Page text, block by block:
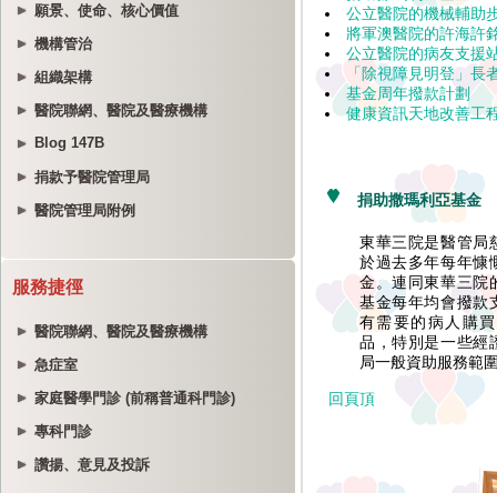
願景、使命、核心價值
機構管治
組織架構
醫院聯網、醫院及醫療機構
Blog 147B
捐款予醫院管理局
醫院管理局附例
服務捷徑
醫院聯網、醫院及醫療機構
急症室
家庭醫學門診 (前稱普通科門診)
專科門診
讚揚、意見及投訴